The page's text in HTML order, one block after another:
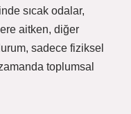
sıcak odalar,
aitken, diğer
sadece fiziksel
toplumsal